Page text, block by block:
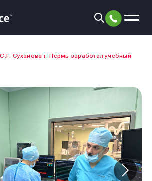
Суханова г. Пермь заработал учебный